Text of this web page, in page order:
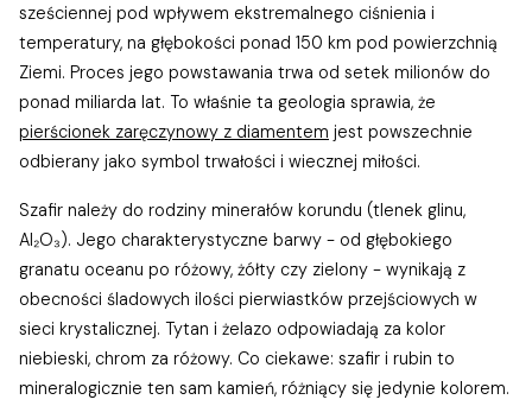
sześciennej pod wpływem ekstremalnego ciśnienia i
temperatury, na głębokości ponad 150 km pod powierzchnią
Ziemi. Proces jego powstawania trwa od setek milionów do
ponad miliarda lat. To właśnie ta geologia sprawia, że
pierścionek zaręczynowy z diamentem jest powszechnie
odbierany jako symbol trwałości i wiecznej miłości.
Szafir należy do rodziny minerałów korundu (tlenek glinu,
Al₂O₃). Jego charakterystyczne barwy - od głębokiego
granatu oceanu po różowy, żółty czy zielony - wynikają z
obecności śladowych ilości pierwiastków przejściowych w
sieci krystalicznej. Tytan i żelazo odpowiadają za kolor
niebieski, chrom za różowy. Co ciekawe: szafir i rubin to
mineralogicznie ten sam kamień, różniący się jedynie kolorem.